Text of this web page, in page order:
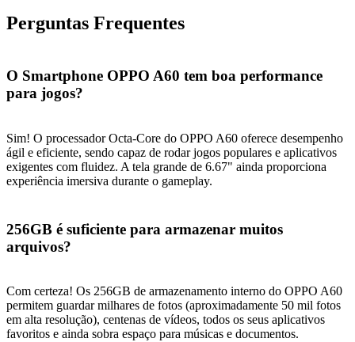
Perguntas Frequentes
O Smartphone OPPO A60 tem boa performance
para jogos?
Sim! O processador Octa-Core do OPPO A60 oferece desempenho
ágil e eficiente, sendo capaz de rodar jogos populares e aplicativos
exigentes com fluidez. A tela grande de 6.67" ainda proporciona
experiência imersiva durante o gameplay.
256GB é suficiente para armazenar muitos
arquivos?
Com certeza! Os 256GB de armazenamento interno do OPPO A60
permitem guardar milhares de fotos (aproximadamente 50 mil fotos
em alta resolução), centenas de vídeos, todos os seus aplicativos
favoritos e ainda sobra espaço para músicas e documentos.